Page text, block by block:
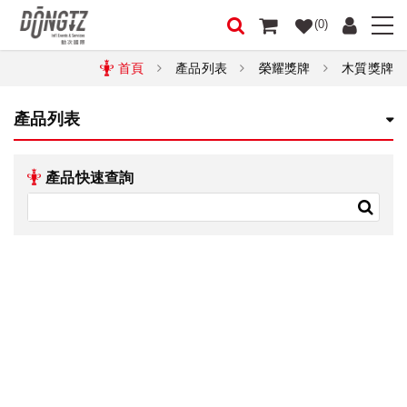
(0)
首頁 產品列表 榮耀獎牌 木質獎牌
產品列表
產品快速查詢